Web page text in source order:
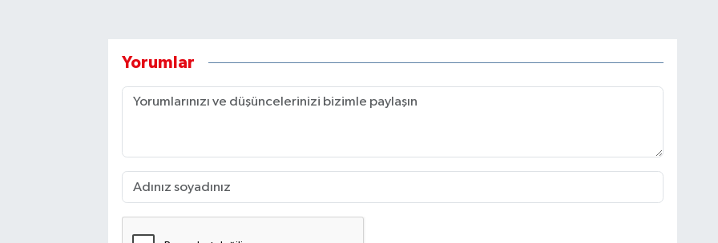
Yorumlar